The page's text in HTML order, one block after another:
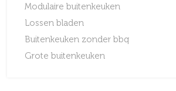
Modulaire buitenkeuken
Lossen bladen
Buitenkeuken zonder bbq
Grote buitenkeuken